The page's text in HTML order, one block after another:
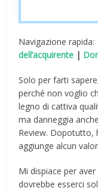
Navigazione rapida:
dell’acquirente |
Solo per farti
perché non voglio
legno di cattiva
ma danneggia
Review. Dopotutto,
aggiunge alcun
Mi dispiace per
dovrebbe esserci